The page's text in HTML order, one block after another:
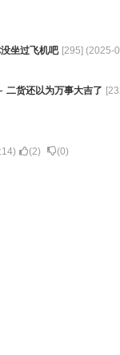
坐过飞机吧 [295] (2025-
- 二货还以为万事大吉了 [
) (2) (0)